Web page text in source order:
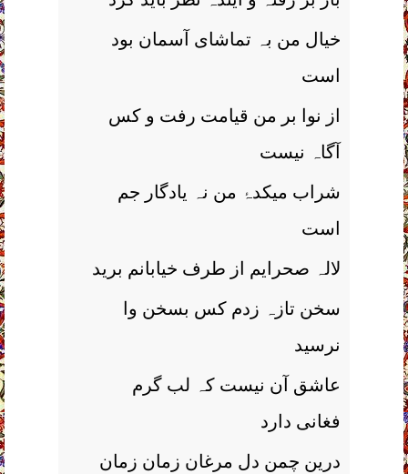
خیال من بہ تماشای آسمان بود
است
از نوا بر من قیامت رفت و کس
آگاہ نیست
شراب میکدۂ من نہ یادگار جم
است
لالہ صحرایم از طرف خیابانم برید
سخن تازہ زدم کس بسخن وا
نرسید
عاشق آن نیست کہ لب گرم
فغانی دارد
درین چمن دل مرغان زمان زمان